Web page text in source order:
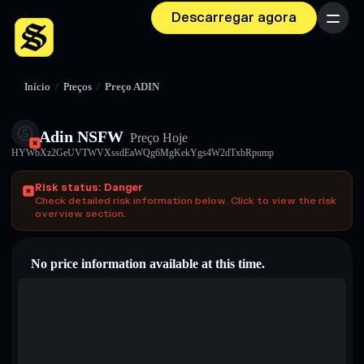
Descarregar agora Menu
Início / Preços / Preço ADIN
Adin NSFW Preço Hoje
HYWbXz2GeUVTWVXssdEaWQg6MgKekYgs4W2dTxbRpump
Risk status: Danger
Check detailed risk information below. Click to view the risk
overview section.
No price information available at this time.